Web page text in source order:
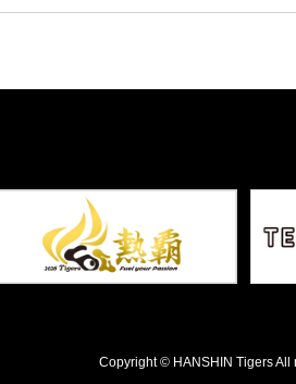
Copyright © HANSHIN Tigers All